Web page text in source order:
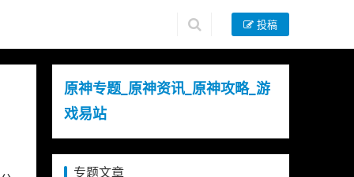
投稿
原神专题_原神资讯_原神攻略_游
戏易站
专题文章